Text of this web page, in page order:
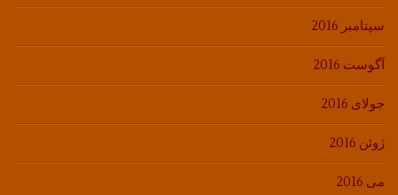
سپتامبر 2016
آگوست 2016
جولای 2016
ژوئن 2016
می 2016